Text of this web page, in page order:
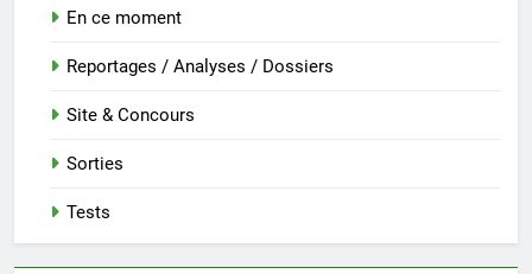
En ce moment
Reportages / Analyses / Dossiers
Site & Concours
Sorties
Tests